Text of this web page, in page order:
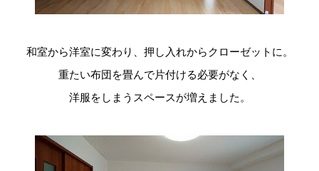
和室から洋室に変わり、押し入れからクローゼットに。
重たい布団を畳んで片付ける必要がなく、
洋服をしまうスペースが増えました。